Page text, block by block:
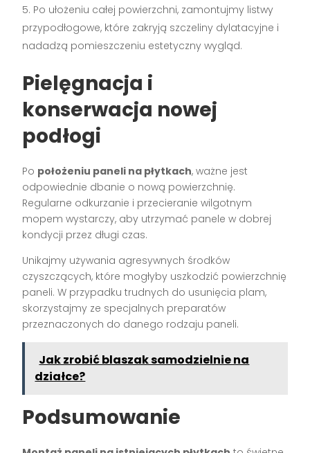
Po ułożeniu całej powierzchni, zamontujmy listwy
przypodłogowe, które zakryją szczeliny dylatacyjne i
nadadzą pomieszczeniu estetyczny wygląd.
Pielęgnacja i
konserwacja nowej
podłogi
Po położeniu paneli na płytkach, ważne jest
odpowiednie dbanie o nową powierzchnię.
Regularne odkurzanie i przecieranie wilgotnym
mopem wystarczy, aby utrzymać panele w dobrej
kondycji przez długi czas.
Unikajmy używania agresywnych środków
czyszczących, które mogłyby uszkodzić powierzchnię
paneli. W przypadku trudnych do usunięcia plam,
skorzystajmy ze specjalnych preparatów
przeznaczonych do danego rodzaju paneli.
Jak zrobić blaszak samodzielnie na
działce?
Podsumowanie